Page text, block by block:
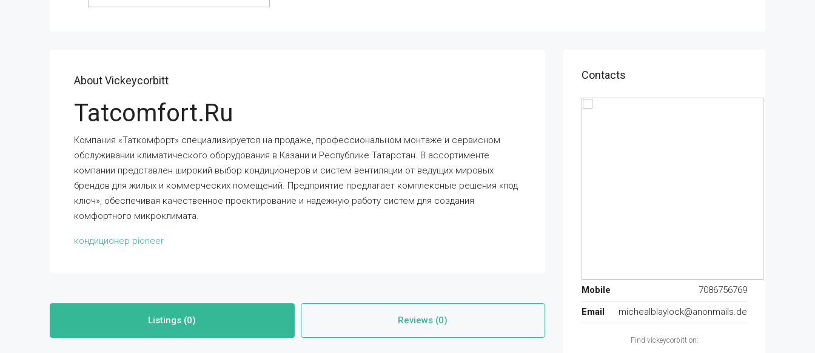
About Vickeycorbitt
Tatcomfort.ru
Компания «Таткомфорт» специализируется на продаже, профессиональном монтаже и сервисном
обслуживании климатического оборудования в Казани и Республике Татарстан. В ассортименте
компании представлен широкий выбор кондиционеров и систем вентиляции от ведущих мировых
брендов для жилых и коммерческих помещений. Предприятие предлагает комплексные решения «под
ключ», обеспечивая качественное проектирование и надежную работу систем для создания
комфортного микроклимата.
кондиционер pioneer
Listings (0) Reviews (0)
Contacts
Mobile
7086756769
Email
michealblaylock@anonmails.de
Find vickeycorbitt on: